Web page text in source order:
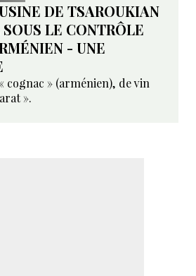
DE TSAROUKIAN
LE CONTRÔLE
- UNE
cognac » (arménien), de vin
».